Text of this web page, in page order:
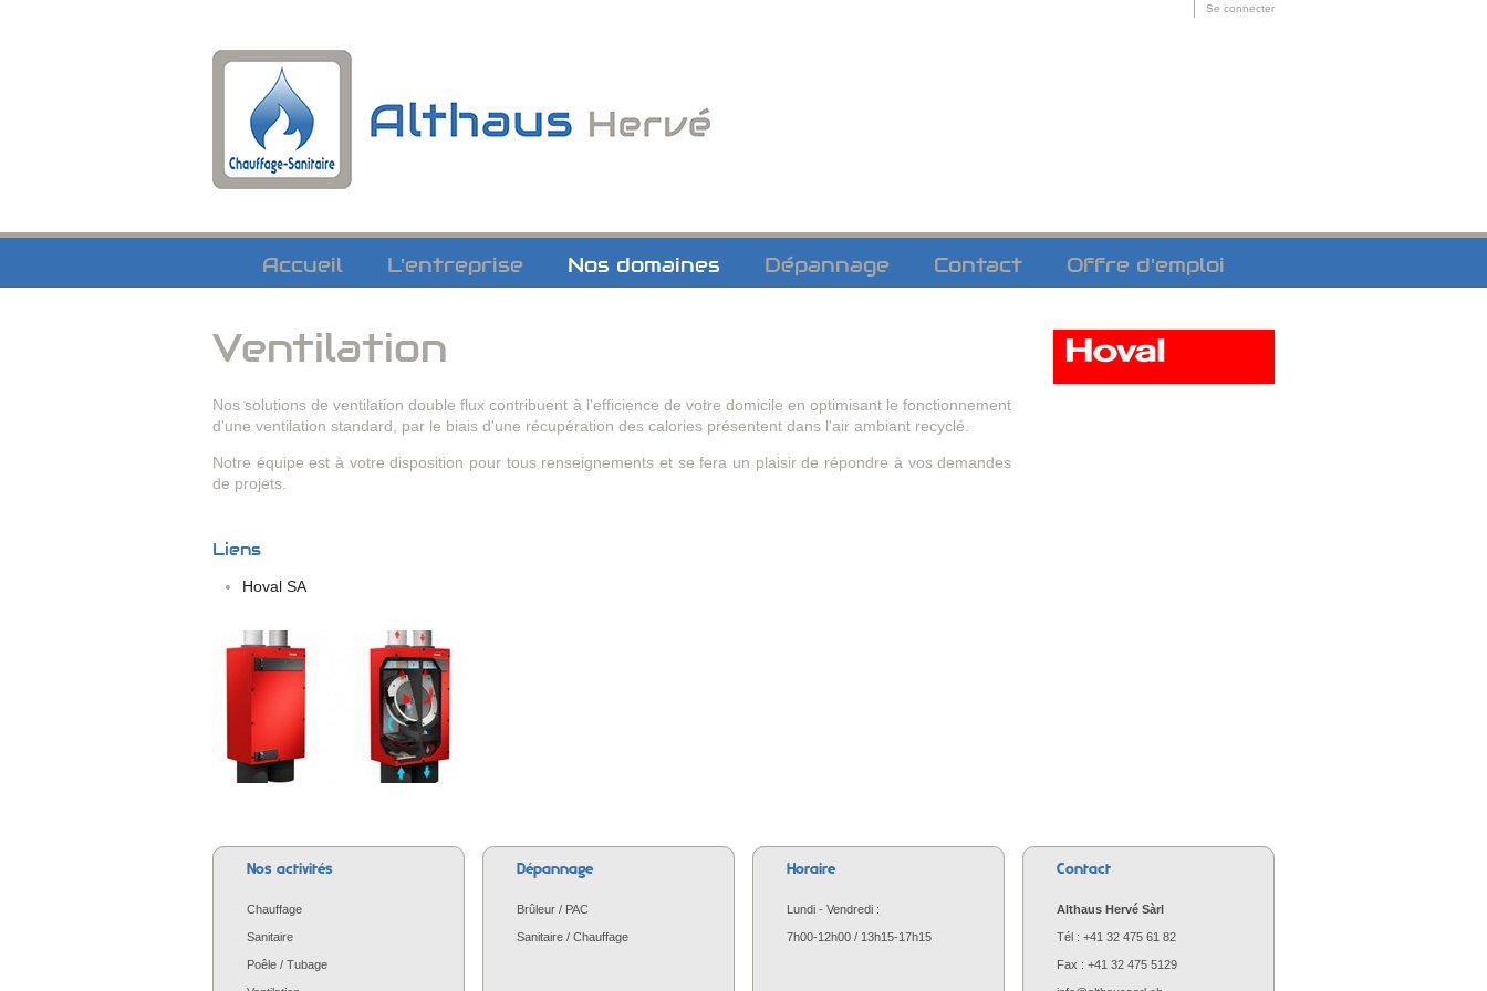
Outils
Se connecter
Navigation
Accueil L'entreprise Nos domaines Dépannage Contact Offre d'emploi
Ventilation
Nos solutions de ventilation double flux contribuent à l'efficience de votre domicile en optimisant le fonctionnement
d'une ventilation standard, par le biais d'une récupération des calories présentent dans l'air ambiant recyclé.
Notre équipe est à votre disposition pour tous renseignements et se fera un plaisir de répondre à vos demandes
de projets.
Liens
Hoval SA
Nos activités
Chauffage
Sanitaire
Poêle / Tubage
Dépannage
Brûleur / PAC
Sanitaire / Chauffage
Horaire
Lundi - Vendredi :
7h00-12h00 / 13h15-17h15
Contact
Althaus Hervé Sàrl
Tél : +41 32 475 61 82
Fax : +41 32 475 5129